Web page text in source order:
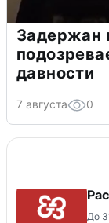
Задержан
давности
7 августа 0
До